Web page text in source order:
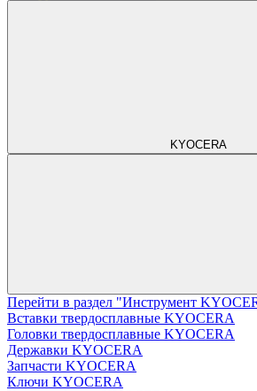
KYOCERA
Перейти в раздел "Инструмент
Вставки твердосплавные KYOCERA
Головки твердосплавные KYOCERA
Державки KYOCERA
Запчасти KYOCERA
Ключи KYOCERA